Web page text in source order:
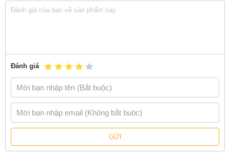
(Trích Lời giới thiệu của NNC Nhật Chiêu)
Đánh giá
GỬI